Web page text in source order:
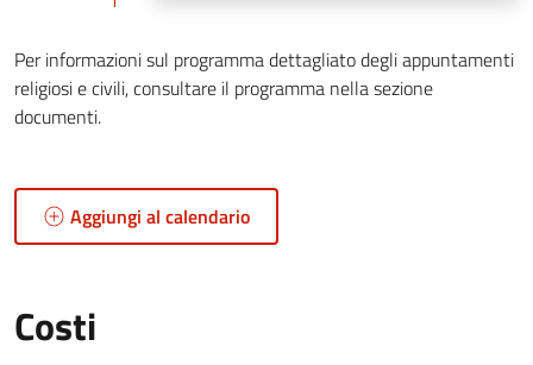
Per informazioni sul programma dettagliato degli appuntamenti
religiosi e civili, consultare il programma nella sezione
documenti.
Aggiungi al calendario
Costi